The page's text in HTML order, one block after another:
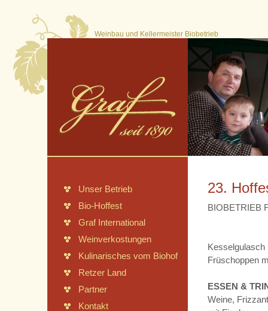
Weinbau und Kellermeister Biobetrieb
Unser Betrieb
Bio-Hoffest
Graf International
Weinverkostungen
Kulinarisches vom Biohof
Retzer Land
Partner
Kontakt
23.
BIOBETRIEB
Kesselgulasch
Früschoppen
ESSEN &
Weine,